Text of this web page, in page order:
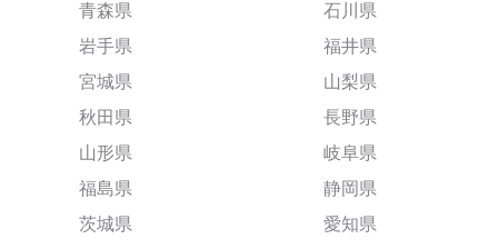
青森県
岩手県
宮城県
秋田県
山形県
福島県
茨城県
石川県
福井県
山梨県
長野県
岐阜県
静岡県
愛知県